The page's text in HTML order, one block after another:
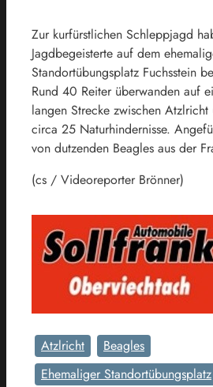
Zur kurfürstlichen Schleppjagd
Jagdbegeisterte auf dem
Standortübungsplatz Fuchsstein
Rund 40 Reiter überwanden auf
langen Strecke zwischen Atzlricht
circa 25 Naturhindernisse.
von dutzenden Beagles aus der
(cs / Videoreporter Brönner)
Atzlricht
Beagles
Ehemaliger Standortübungsplatz